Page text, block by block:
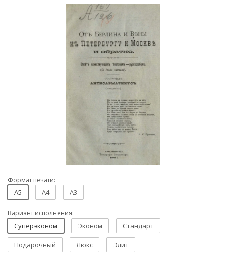
Формат печати:
A5 A4 A3
Вариант исполнения:
Суперэконом Эконом Стандарт
Подарочный Люкс Элит